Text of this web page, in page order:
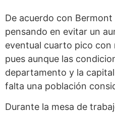
De acuerdo con
pensando en evitar un
eventual cuarto pico con
pues aunque las
departamento y la
falta una población
Durante la mesa de